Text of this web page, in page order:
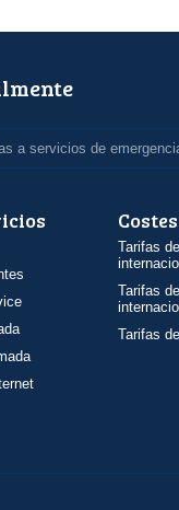
a servicios de
Costes
Tarifas
Tarifas
Tarifas